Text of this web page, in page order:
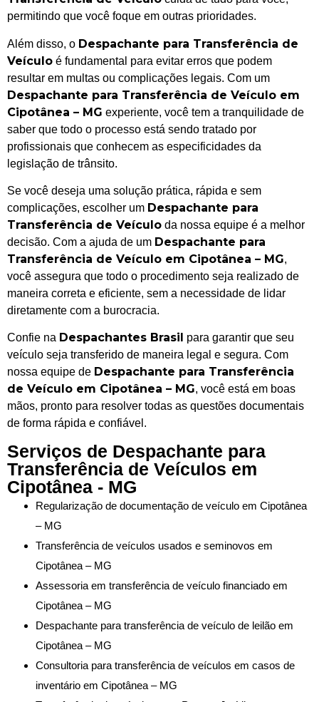
permitindo que você foque em outras prioridades.
Além disso, o Despachante para Transferência de
Veículo é fundamental para evitar erros que podem
resultar em multas ou complicações legais. Com um
Despachante para Transferência de Veículo em
Cipotânea – MG experiente, você tem a tranquilidade de
saber que todo o processo está sendo tratado por
profissionais que conhecem as especificidades da
legislação de trânsito.
Se você deseja uma solução prática, rápida e sem
complicações, escolher um Despachante para
Transferência de Veículo da nossa equipe é a melhor
decisão. Com a ajuda de um Despachante para
Transferência de Veículo em Cipotânea – MG,
você assegura que todo o procedimento seja realizado de
maneira correta e eficiente, sem a necessidade de lidar
diretamente com a burocracia.
Confie na Despachantes Brasil
para garantir que seu
veículo seja transferido de maneira legal e segura. Com
nossa equipe de Despachante para Transferência
de Veículo em Cipotânea – MG, você está em boas
mãos, pronto para resolver todas as questões documentais
de forma rápida e confiável.
Serviços de Despachante para
Transferência de Veículos em
Cipotânea - MG
Regularização de documentação de veículo em Cipotânea
– MG
Transferência de veículos usados e seminovos em
Cipotânea – MG
Assessoria em transferência de veículo financiado em
Cipotânea – MG
Despachante para transferência de veículo de leilão em
Cipotânea – MG
Consultoria para transferência de veículos em casos de
inventário em Cipotânea – MG